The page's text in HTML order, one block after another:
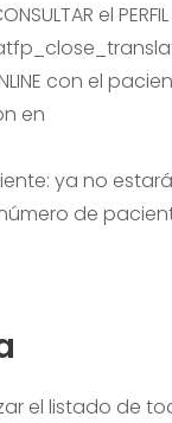
el PERFIL
con el
en
ya no
de
el listado de